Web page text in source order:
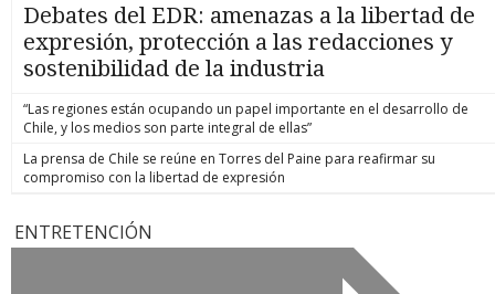
Debates del EDR: amenazas a la libertad de
expresión, protección a las redacciones y
sostenibilidad de la industria
“Las regiones están ocupando un papel importante en el desarrollo de
Chile, y los medios son parte integral de ellas”
La prensa de Chile se reúne en Torres del Paine para reafirmar su
compromiso con la libertad de expresión
ENTRETENCIÓN